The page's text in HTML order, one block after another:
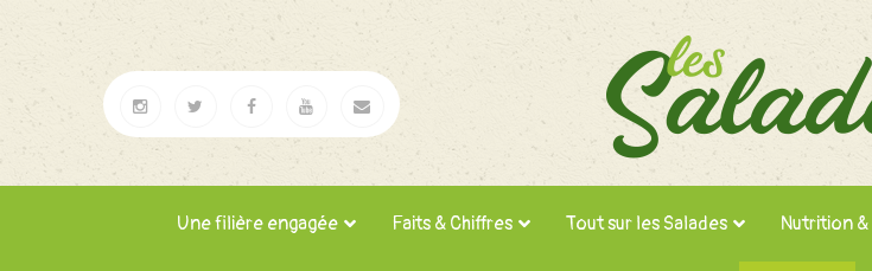
Une filière engagée Faits & Chiffres Tout sur les Salades Nutrition